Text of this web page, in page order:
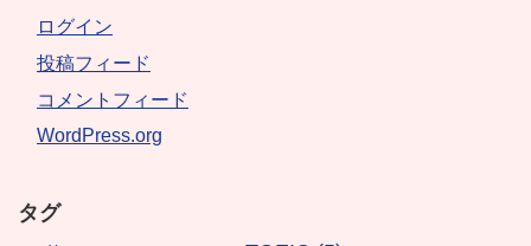
ログイン
投稿フィード
コメントフィード
WordPress.org
タグ